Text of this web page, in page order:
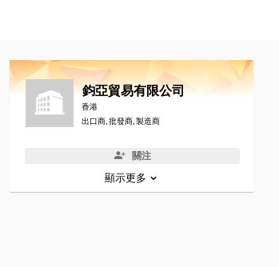
鈞亞貿易有限公司
香港
出口商, 批發商, 製造商
關注
顯示更多